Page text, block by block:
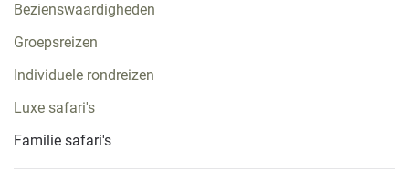
Bezienswaardigheden
Groepsreizen
Individuele rondreizen
Luxe safari's
Familie safari's